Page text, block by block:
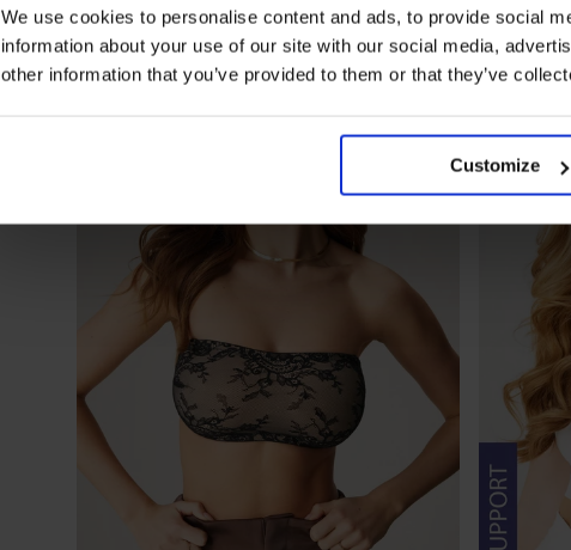
We use cookies to personalise content and ads, to provide social
information about your use of our site with our social media,
other information that you’ve provided to them or that they’ve
Customize